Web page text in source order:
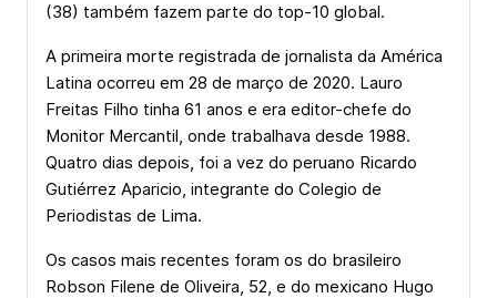
(38) também fazem parte do top-10 global.
A primeira morte registrada de jornalista da América
Latina ocorreu em 28 de março de 2020. Lauro
Freitas Filho tinha 61 anos e era editor-chefe do
Monitor Mercantil, onde trabalhava desde 1988.
Quatro dias depois, foi a vez do peruano Ricardo
Gutiérrez Aparicio, integrante do Colegio de
Periodistas de Lima.
Os casos mais recentes foram os do brasileiro
Robson Filene de Oliveira, 52, e do mexicano Hugo